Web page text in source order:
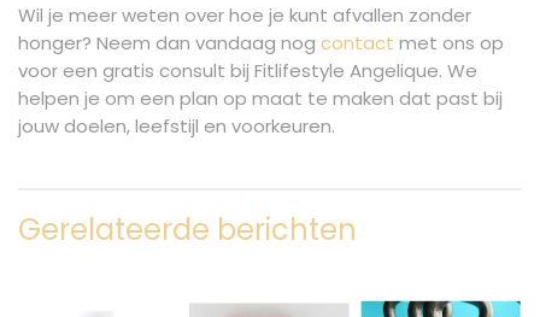
Wil je meer weten over hoe je kunt afvallen zonder
honger? Neem dan vandaag nog contact met ons op
voor een gratis consult bij Fitlifestyle Angelique. We
helpen je om een plan op maat te maken dat past bij
jouw doelen, leefstijl en voorkeuren.
Gerelateerde berichten